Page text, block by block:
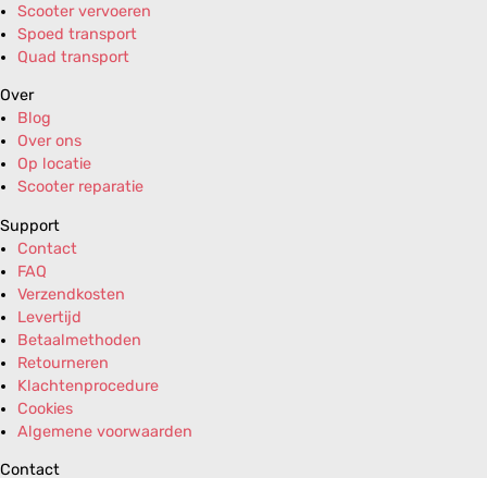
Scooter vervoeren
Spoed transport
Quad transport
Over
Blog
Over ons
Op locatie
Scooter reparatie
Support
Contact
FAQ
Verzendkosten
Levertijd
Betaalmethoden
Retourneren
Klachtenprocedure
Cookies
Algemene voorwaarden
Contact